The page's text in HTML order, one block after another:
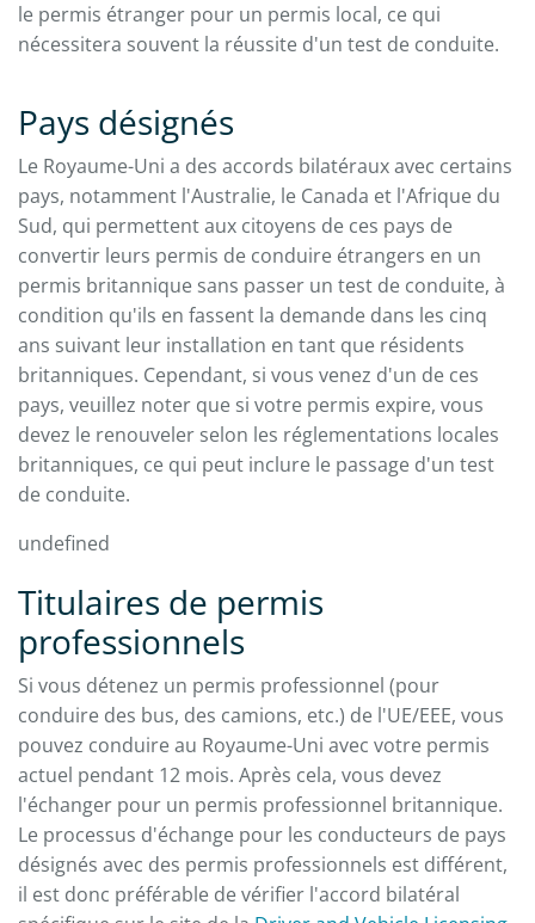
le permis étranger pour un permis local, ce qui
nécessitera souvent la réussite d'un test de conduite.
Pays désignés
Le Royaume-Uni a des accords bilatéraux avec certains
pays, notamment l'Australie, le Canada et l'Afrique du
Sud, qui permettent aux citoyens de ces pays de
convertir leurs permis de conduire étrangers en un
permis britannique sans passer un test de conduite, à
condition qu'ils en fassent la demande dans les cinq
ans suivant leur installation en tant que résidents
britanniques. Cependant, si vous venez d'un de ces
pays, veuillez noter que si votre permis expire, vous
devez le renouveler selon les réglementations locales
britanniques, ce qui peut inclure le passage d'un test
de conduite.
undefined
Titulaires de permis
professionnels
Si vous détenez un permis professionnel (pour
conduire des bus, des camions, etc.) de l'UE/EEE, vous
pouvez conduire au Royaume-Uni avec votre permis
actuel pendant 12 mois. Après cela, vous devez
l'échanger pour un permis professionnel britannique.
Le processus d'échange pour les conducteurs de pays
désignés avec des permis professionnels est différent,
il est donc préférable de vérifier l'accord bilatéral